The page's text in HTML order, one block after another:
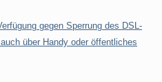
gegen Sperrung des DSL-
über Handy oder öffentliches